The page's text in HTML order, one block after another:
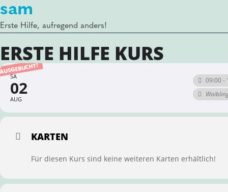
sam
Erste Hilfe, aufregend anders!
ERSTE HILFE KURS
SA
02
AUG
09:00 -
KARTEN
Für diesen Kurs sind keine weiteren Karten erhältlich!